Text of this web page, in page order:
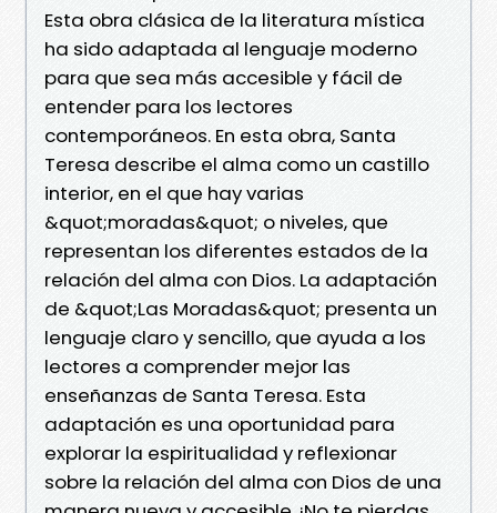
Esta obra clásica de la literatura mística
ha sido adaptada al lenguaje moderno
para que sea más accesible y fácil de
entender para los lectores
contemporáneos. En esta obra, Santa
Teresa describe el alma como un castillo
interior, en el que hay varias
&quot;moradas&quot; o niveles, que
representan los diferentes estados de la
relación del alma con Dios. La adaptación
de &quot;Las Moradas&quot; presenta un
lenguaje claro y sencillo, que ayuda a los
lectores a comprender mejor las
enseñanzas de Santa Teresa. Esta
adaptación es una oportunidad para
explorar la espiritualidad y reflexionar
sobre la relación del alma con Dios de una